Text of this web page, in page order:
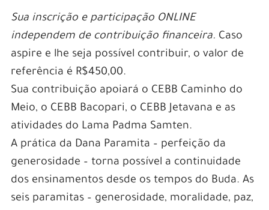
Sua inscrição e participação ONLINE
independem de contribuição financeira. Caso
aspire e lhe seja possível contribuir, o valor de
referência é R$450,00.
Sua contribuição apoiará o CEBB Caminho do
Meio, o CEBB Bacopari, o CEBB Jetavana e as
atividades do Lama Padma Samten.
A prática da Dana Paramita – perfeição da
generosidade – torna possível a continuidade
dos ensinamentos desde os tempos do Buda. As
seis paramitas – generosidade, moralidade, paz,